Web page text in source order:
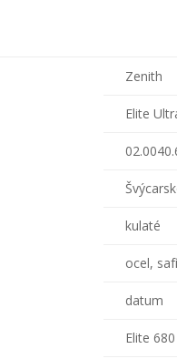
Zenith
Elite
kulaté
ocel,
datum
Elite 680